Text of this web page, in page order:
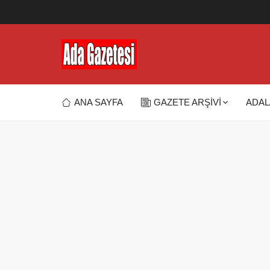
ANA SAYFA GAZETE ARŞİVİ